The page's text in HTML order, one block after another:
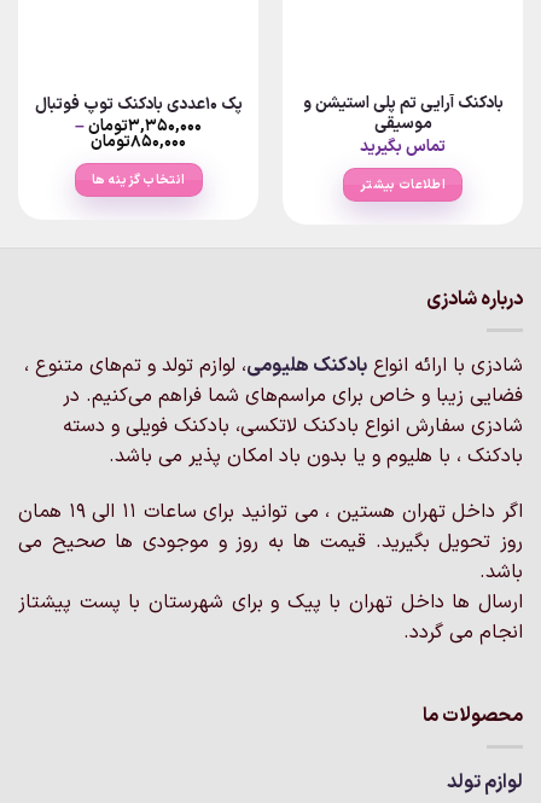
بادکنک آرایی تم پلی استیشن و
موسیقی
تماس بگیرید
اطلاعات بیشتر
پک 10عددی بادکنک توپ فوتبال
۳,۳۵۰,۰۰۰تومان–
۸۵۰,۰۰۰تومانPrice
range:
through
۳,۳۵۰,۰۰۰تومان
انتخاب گزینه ها
باشد.
گزینه
ها
ممکن
است
صفحه
محصول
شوند
درباره شادزی
شادزی با ارائه انواع بادکنک‌ هلیومی، لوازم تولد و تم‌های متنوع ،
فضایی زیبا و خاص برای مراسم‌های شما فراهم می‌کنیم. در
شادزی سفارش انواع بادکنک لاتکسی، بادکنک فویلی و دسته
بادکنک ، با هلیوم و یا بدون باد امکان پذیر می باشد.
اگر داخل تهران هستین ، می توانید برای ساعات 11 الی 19 همان
روز تحویل بگیرید. قیمت ها به روز و موجودی ها صحیح می
باشد.
ارسال ها داخل تهران با پیک و برای شهرستان با پست پیشتاز
انجام می گردد.
محصولات ما
لوازم تولد